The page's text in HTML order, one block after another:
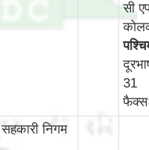
सी
31
निगम